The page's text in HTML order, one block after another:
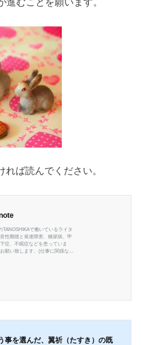
ば読んでください。
TANOSHIKAで働いているライタ
性難聴と発達障害、糖尿病、甲
症、不眠症などを患っていま
願い致します。(仕事に関係ない
事を選んだ、翼祈（たすき）の既